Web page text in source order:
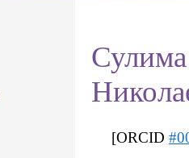
[ORCID